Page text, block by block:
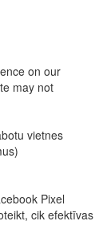
on our
may not
vietnes
Pixel
cik efektīvas